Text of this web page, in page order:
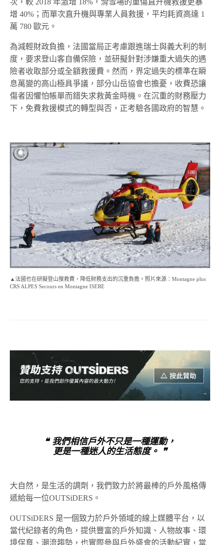
增 40%；而單次直升機與專業人員救援，平均耗資高達 1
萬 780 歐元。
為減輕財政負擔，法國當局正考慮跟進瑞士與義大利的制
度，要求登山客自備保險，並研擬針對涉嫌重大過失的遇
險者收取部分或全額救援費。然而，界定過失的標準在瞬
息萬變的高山極具爭議，部分山岳協會也擔憂，收費恐讓
傷者因懼怕帳單而錯失求救黃金時機。在沉重的財務壓力
下，免費救援模式的轉型與否，正考驗各國政府的智慧。
▲法國也在研擬登山搜救費，降低財務支出的沉重負擔。照片來源：Montagne plus
CRS ALPES Secours en Montagne ISERE
❝ 我們相信戶外不只是一種運動，
更是一種迷人的生活態度。 ❞
大自然，是生活的調劑，我們致力於將最棒的戶外風格傳
遞給每一位OUTSiDERS。
OUTSiDERS 是一個致力於戶外領域的線上媒體平台，以
當代紀錄者的角色，提供豐富的戶外知識、人物故事、環
境保育、潮流趨勢，也實際參與戶外盛會的活動紀實，當